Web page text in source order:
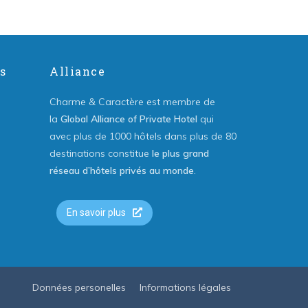
Alliance
Charme & Caractère est membre de
laGlobal Alliance of Private Hotel qui
avec plus de 1000 hôtels dans plus de 80
destinations constituele plus grand
réseau d’hôtels privés au monde.
En savoir plus
Données personelles Informations légales